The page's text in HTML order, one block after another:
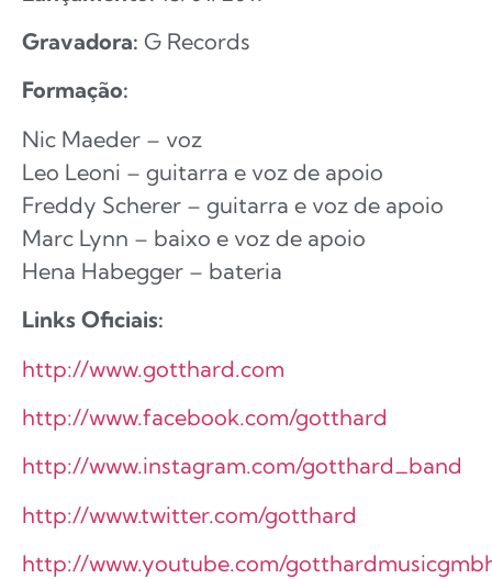
Gravadora: G Records
Formação:
Nic Maeder – voz
Leo Leoni – guitarra e voz de apoio
Freddy Scherer – guitarra e voz de apoio
Marc Lynn – baixo e voz de apoio
Hena Habegger – bateria
Links Oficiais:
http://www.gotthard.com
http://www.facebook.com/gotthard
http://www.instagram.com/gotthard_band
http://www.twitter.com/gotthard
http://www.youtube.com/